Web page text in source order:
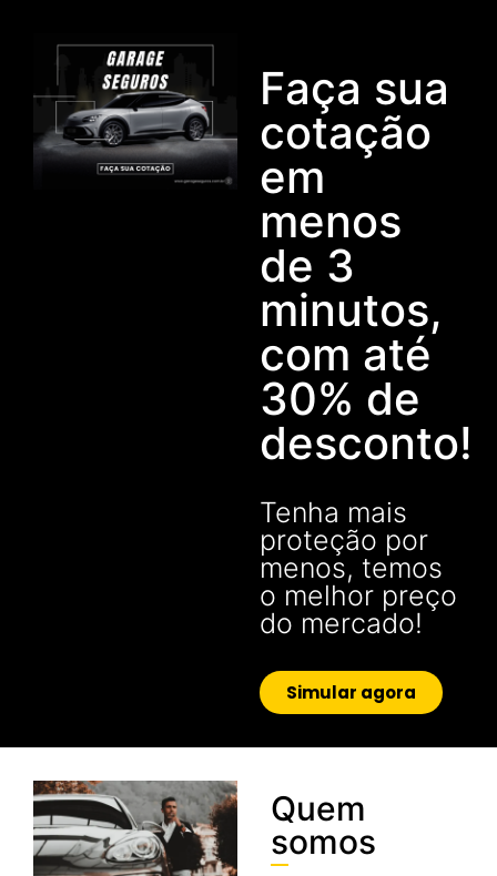
Faça sua
cotação
em
menos
de 3
minutos,
com até
30% de
desconto!
Tenha mais
proteção por
menos, temos
o melhor preço
do mercado!
Simular agora
Quem
somos